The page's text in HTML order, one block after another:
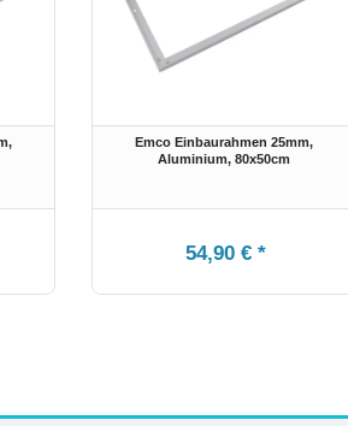
Emco Einbaurahmen 25mm,
Aluminium, 80x50cm
54,90 € *